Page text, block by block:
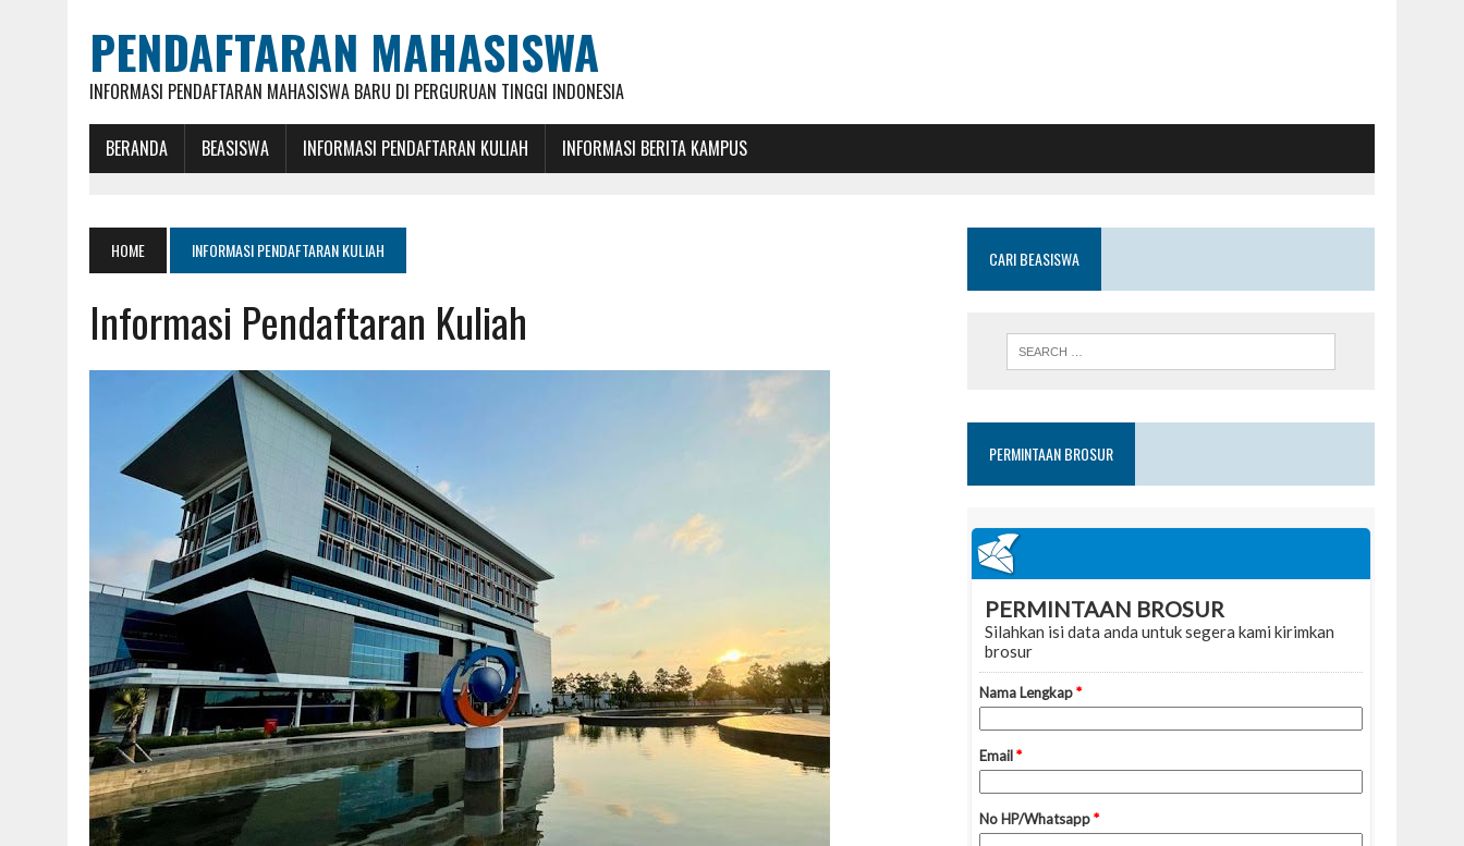
PENDAFTARAN MAHASISWA
INFORMASI PENDAFTARAN MAHASISWA BARU DI PERGURUAN TINGGI INDONESIA
BERANDA BEASISWA INFORMASI PENDAFTARAN KULIAH INFORMASI BERITA KAMPUS
HOME INFORMASI PENDAFTARAN KULIAH
Informasi Pendaftaran Kuliah
CARI BEASISWA
PERMINTAAN BROSUR